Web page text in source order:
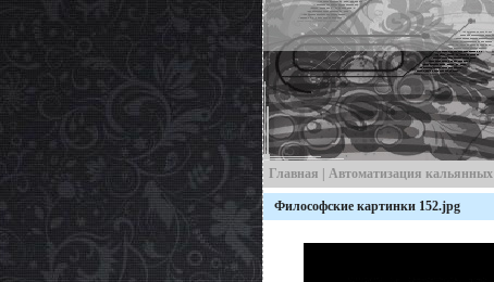
Главная Автоматизация кальянных
Философские картинки 152.jpg